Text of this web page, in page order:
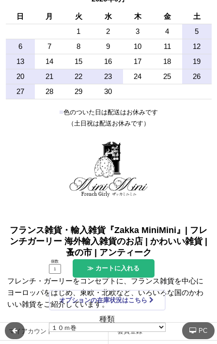
個数
≫ カートに入れる
オプションの在庫状況はこちら
種類
日 月 火 水 木 金
土
1
2 3 4
5
6
7 8 9 10 11
12
13
14 15 16 17 18
19
20
21 22 23 24 25
26
27
28 29 30
■色のついた日は配送はお休みです
（土日祝は配送お休みです）
フランス雑貨・輸入雑貨『Zakka MiniMini』| フレ
ンチガーリー 海外輸入雑貨のお店 | かわいい雑貨 |
蚤の市 | アンティーク
フレンチ・ガーリーをコンセプトに、フランス雑貨を中心に
ヨーロッパをはじめ、東欧・北欧など、いろいろな国のかわ
いい雑貨をご紹介しています。
マイアカウント 会員登録 PC